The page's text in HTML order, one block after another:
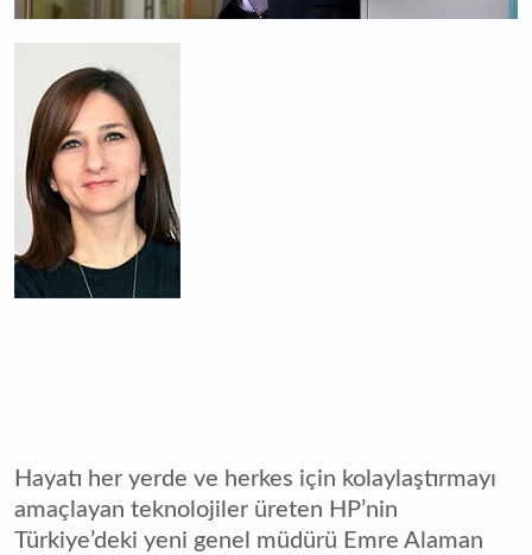
Hayatı her yerde ve herkes için kolaylaştırmayı
amaçlayan teknolojiler üreten HP’nin
Türkiye’deki yeni genel müdürü Emre Alaman